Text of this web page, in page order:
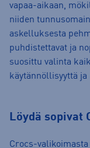
vapaa-aikaan,
niiden
askelluksesta
puhdistettavat ja
suosittu valinta
käytännöllisyyttä ja
Löydä sopivat
Crocs-